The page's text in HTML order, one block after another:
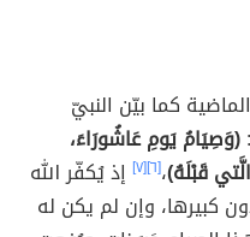
كما بيّن النبيّ
(وَصِيَامُ يَومِ عَاشُورَاءَ،
قَبْلَهُ)،[٦] [٧]
إذ يُكفّر الله
كبيرها، وإن لم يكن له